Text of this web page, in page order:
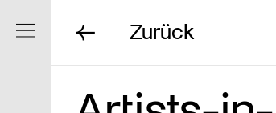
Navigation ein/
Zurück